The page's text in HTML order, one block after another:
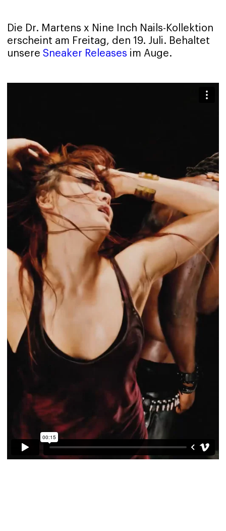
Die Dr. Martens x Nine Inch Nails-Kollektion
erscheint am Freitag, den 19. Juli. Behaltet
unsere Sneaker Releases im Auge.